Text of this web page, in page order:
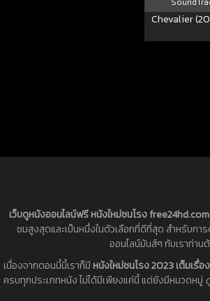
Chevalier
เว็บดูหนังออนไลน์ฟรี หนังใหม่ชนโรง free24hd.com
ชมสูงสุดและเป็นหนึ่งในตัวเลือกที่ดีที่สุด สำหรับกา
ออนไลน์มันส์ๆ กับเราท่า
เนื่องจากตอนนี้นี้เราก็มี หนังใหม่ชนโรง 2023 เต็มเรื่อง
ครบทุกประเภทหนัง ไม่ได้มีเพียงแค่นี้ แต่ยังมีหมวดหมู่